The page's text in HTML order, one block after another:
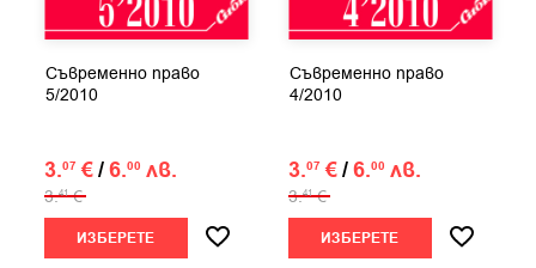
Съвременно право
5/2010
3.07 €/6.00 лв.
3.41 €
ИЗБЕРЕТЕ
Съвременно право
4/2010
3.07 €/6.00 лв.
3.41 €
ИЗБЕРЕТЕ